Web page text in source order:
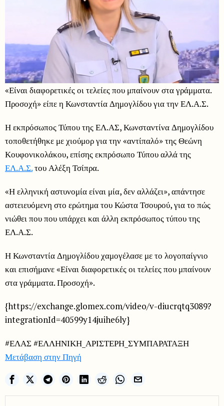
«Είναι διαφορετικές οι τελείες που μπαίνουν στα γράμματα.
Προσοχή» είπε η Κωνσταντία Δημογλίδου για την ΕΛ.Α.Σ.
Η εκπρόσωπος Τύπου της ΕΛ.ΑΣ, Κωνσταντίνα Δημογλίδου
τοποθετήθηκε με χιούμορ για την «αντίπαλό» της Θεώνη
Κουφονικολάκου, επίσης εκπρόσωπο Τύπου αλλά της
ΕΛ.Α.Σ.του Αλέξη Τσίπρα.
«Η ελληνική αστυνομία είναι μία, δεν αλλάζει», απάντησε
αστειευόμενη στο ερώτημα του Κώστα Τσουρού, για το πώς
νιώθει που που υπάρχει και άλλη εκπρόσωπος τύπου της
ΕΛ.Α.Σ.
Η Κωνσταντία Δημογλίδου χαμογέλασε με το λογοπαίγνιο
και επισήμανε «Είναι διαφορετικές οι τελείες που μπαίνουν
στα γράμματα. Προσοχή».
{https://exchange.glomex.com/video/v-diucrqtq3089?
integrationId=40599y14juihe6ly}
#ΕΛΑΣ #ΕΛΛΗΝΙΚΗ_ΑΡΙΣΤΕΡΗ_ΣΥΜΠΑΡΑΤΑΞΗ
Μετάβαση στην Πηγή